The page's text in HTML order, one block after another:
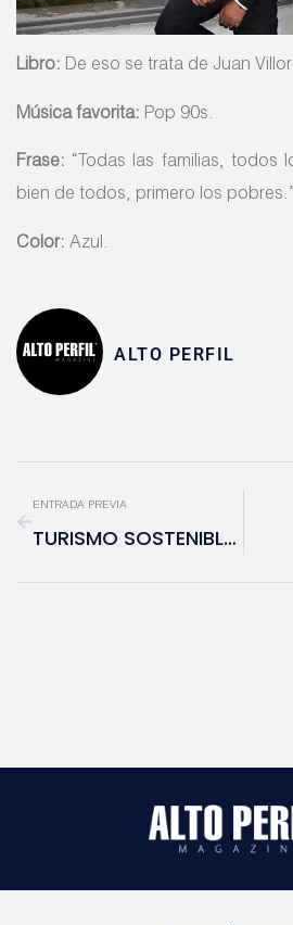
Libro: De eso se trata de Juan
Música favorita: Pop 90s.
Frase: “Todas las familias, todos
bien de todos, primero los pobres.”
Color: Azul.
ALTO PERFIL
ENTRADA PREVIA
TURISMO SOSTENIBLE: LOGRAR UN EQUILIBRIO ENTRE VISITANTES Y HABITANTES